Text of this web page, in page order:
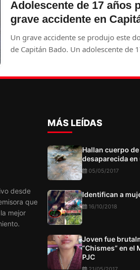
Adolescente de 17 años
grave accidente en
Un grave accidente se produjo este
de Capitán Bado. Un adolescente de
desde
que
mejor
MÁS LEÍDAS
Hallan cuerpo
desaparecida
05/05/2017
Identifican a
16/10/2018
Joven fue
“Chismes” en el
PJC